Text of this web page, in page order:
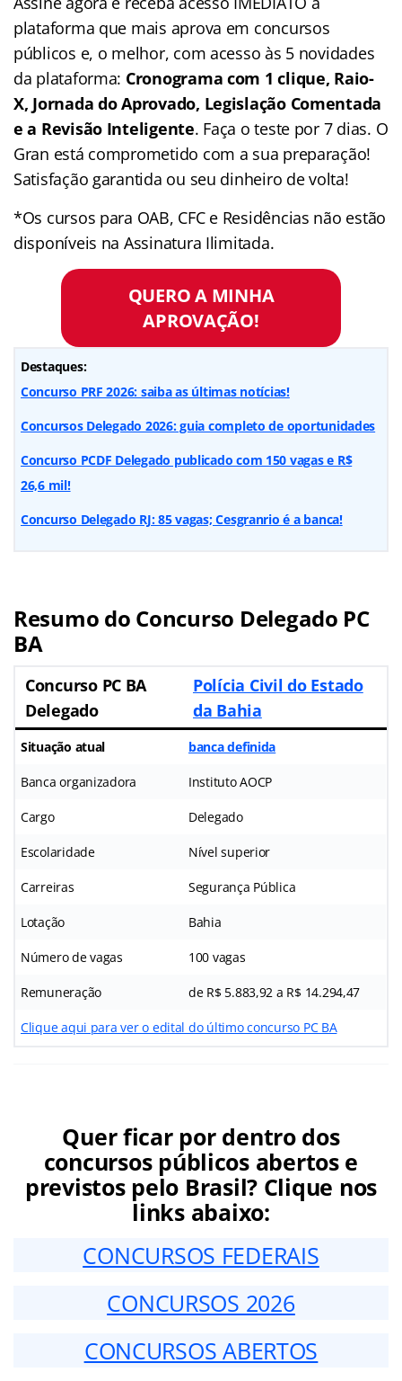
plataforma que mais aprova em concursos
públicos e, o melhor, com acesso às 5 novidades
da plataforma: Cronograma com 1 clique, Raio-
X, Jornada do Aprovado, Legislação Comentada
e a Revisão Inteligente. Faça o teste por 7 dias. O
Gran está comprometido com a sua preparação!
Satisfação garantida ou seu dinheiro de volta!
*Os cursos para OAB, CFC e Residências não estão
disponíveis na Assinatura Ilimitada.
QUERO A MINHA
APROVAÇÃO!
Destaques:
Concurso PRF 2026: saiba as últimas notícias!
Concursos Delegado 2026: guia completo de oportunidades
Concurso PCDF Delegado publicado com 150 vagas e R$
26,6 mil!
Concurso Delegado RJ: 85 vagas; Cesgranrio é a banca!
Resumo do Concurso Delegado PC
BA
Concurso PC BA
Delegado
Polícia Civil do Estado
da Bahia
Situação atual banca definida
Banca organizadora Instituto AOCP
Cargo Delegado
Escolaridade Nível superior
Carreiras Segurança Pública
Lotação Bahia
Número de vagas 100 vagas
Remuneração de R$ 5.883,92 a R$ 14.294,47
Clique aqui para ver o edital do último concurso PC BA
Quer ficar por dentro dos
concursos públicos abertos e
previstos pelo Brasil? Clique nos
links abaixo:
CONCURSOS FEDERAIS
CONCURSOS 2026
CONCURSOS ABERTOS